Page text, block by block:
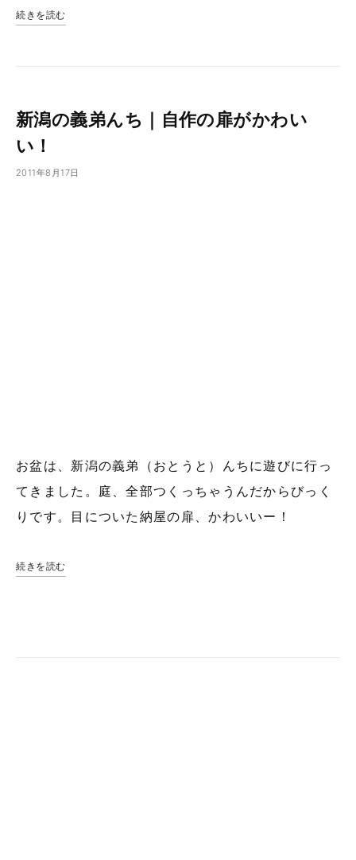
続きを読む
新潟の義弟んち｜自作の扉がかわい
い！
2011年8月17日
お盆は、新潟の義弟（おとうと）んちに遊びに行っ
てきました。庭、全部つくっちゃうんだからびっく
りです。目についた納屋の扉、かわいいー！
続きを読む